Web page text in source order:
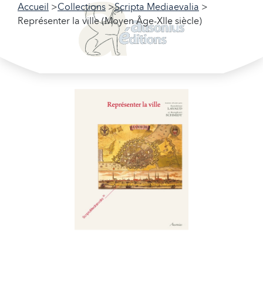
Accueil Collections
Scripta Mediaevalia
Représenter la ville (Moyen Âge-XIIe siècle)